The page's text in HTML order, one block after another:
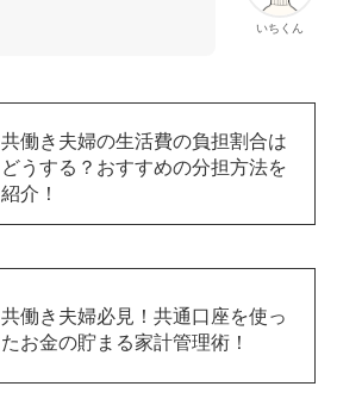
いちくん
共働き夫婦の生活費の負担割合は
どうする？おすすめの分担方法を
紹介！
共働き夫婦必見！共通口座を使っ
たお金の貯まる家計管理術！